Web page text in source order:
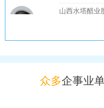
[2026-8-8]陕西龙冠通
[2026-8-8]裕华区简
[2026-8-7]广州卡孚
众多企事业